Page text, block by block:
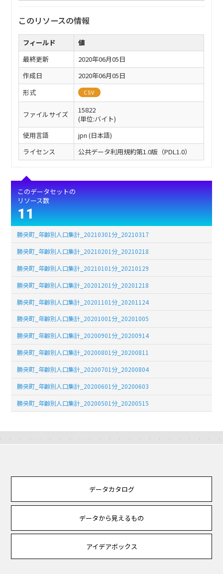
このリソースの情報
フィールド
値
最終更新
2020年06月05日
作成日
2020年06月05日
形式
CSV
ファイルサイズ
15822
(単位:バイト)
使用言語
jpn (日本語)
ライセンス
公共データ利用規約第1.0版（PDL1.0）
このデータセットの
リソース数
11
勝央町_年齢別人口集計_20210301分_20210317
勝央町_年齢別人口集計_20210201分_20210218
勝央町_年齢別人口集計_20210101分_20210129
勝央町_年齢別人口集計_20201201分_20201218
勝央町_年齢別人口集計_20201101分_20201124
勝央町_年齢別人口集計_20201001分_20201005
勝央町_年齢別人口集計_20200901分_20200914
勝央町_年齢別人口集計_20200801分_20200811
勝央町_年齢別人口集計_20200701分_20200804
勝央町_年齢別人口集計_20200601分_20200603
勝央町_年齢別人口集計_20200501分_20200515
データカタログ
データから見えるもの
アイデアボックス